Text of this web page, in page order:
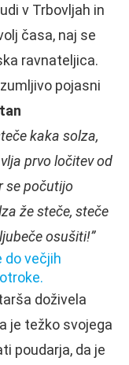
v Trbovljah in
časa, naj se
ravnateljica.
pojasni
kaka solza,
prvo ločitev od
se počutijo
že steče, steče
osušiti!”
do večjih
doživela
je težko svojega
poudarja, da je